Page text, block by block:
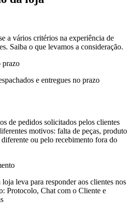
a vários critérios na experiência de
Saiba o que levamos a consideração.
prazo
e entregues no prazo
de pedidos solicitados pelos clientes
motivos: falta de peças, produto
ou pelo recebimento fora do
leva para responder aos clientes nos
Protocolo, Chat com o Cliente e